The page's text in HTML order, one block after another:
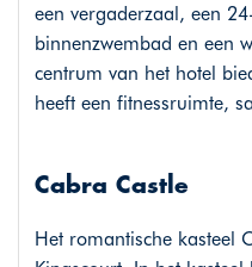
een vergaderzaal, een
binnenzwembad en een
centrum van het hotel
heeft een fitnessruimte,
Cabra Castle
Het romantische kasteel